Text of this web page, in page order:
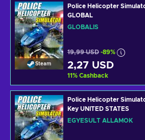
Steam
Police Helicopter
GLOBAL
GLOBÁLIS
19,99 USD -89%
2,27 USD
11% Cashback
Police Helicopter
Key UNITED STATES
EGYESÜLT ÁLLAMOK